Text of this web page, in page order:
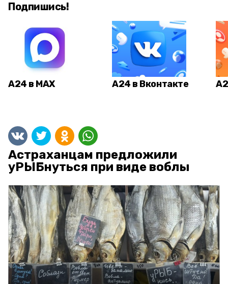
Подпишись!
А24 в MAX А24 в Вконтакте
Астраханцам предложили
уРЫБнуться при виде воблы